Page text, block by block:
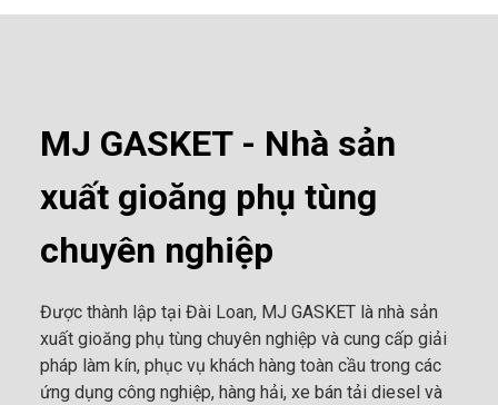
MJ GASKET - Nhà sản
xuất gioăng phụ tùng
chuyên nghiệp
Được thành lập tại Đài Loan, MJ GASKET là nhà sản
xuất gioăng phụ tùng chuyên nghiệp và cung cấp giải
pháp làm kín, phục vụ khách hàng toàn cầu trong các
ứng dụng công nghiệp, hàng hải, xe bán tải diesel và